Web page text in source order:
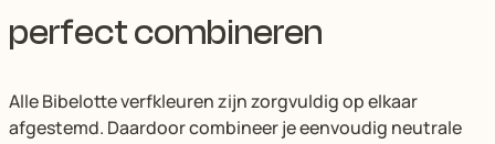
perfect combineren
Alle Bibelotte verfkleuren zijn zorgvuldig op elkaar
afgestemd. Daardoor combineer je eenvoudig neutrale